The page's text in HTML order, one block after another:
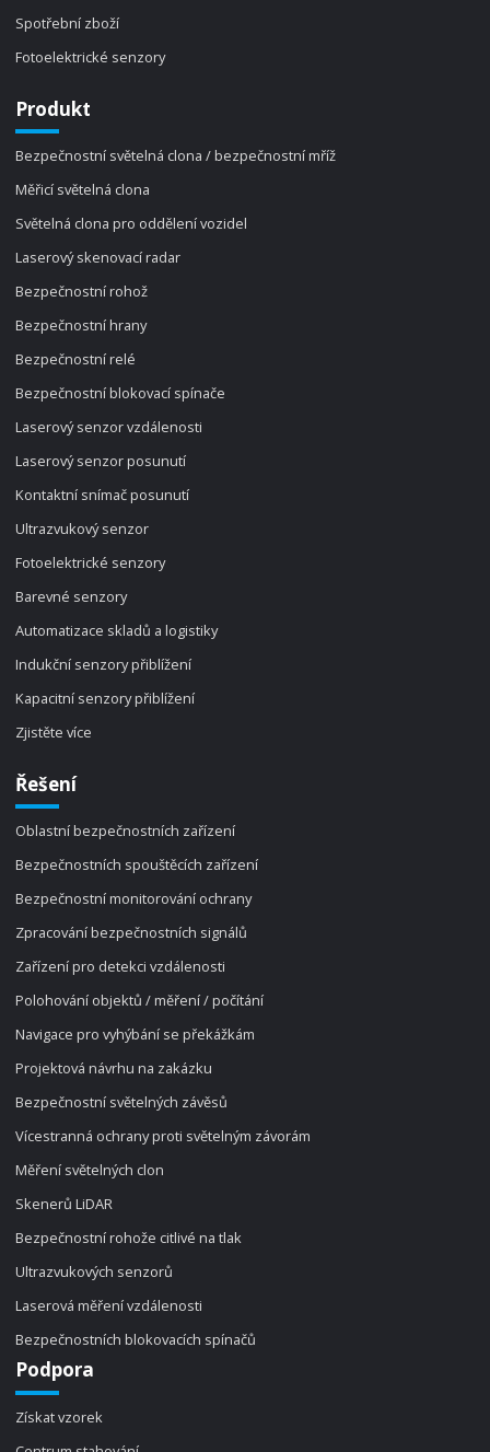
Spotřební zboží
Fotoelektrické senzory
Produkt
Bezpečnostní světelná clona / bezpečnostní mříž
Měřicí světelná clona
Světelná clona pro oddělení vozidel
Laserový skenovací radar
Bezpečnostní rohož
Bezpečnostní hrany
Bezpečnostní relé
Bezpečnostní blokovací spínače
Laserový senzor vzdálenosti
Laserový senzor posunutí
Kontaktní snímač posunutí
Ultrazvukový senzor
Fotoelektrické senzory
Barevné senzory
Automatizace skladů a logistiky
Indukční senzory přiblížení
Kapacitní senzory přiblížení
Zjistěte více
Řešení
Oblastní bezpečnostních zařízení
Bezpečnostních spouštěcích zařízení
Bezpečnostní monitorování ochrany
Zpracování bezpečnostních signálů
Zařízení pro detekci vzdálenosti
Polohování objektů / měření / počítání
Navigace pro vyhýbání se překážkám
Projektová návrhu na zakázku
Bezpečnostní světelných závěsů
Vícestranná ochrany proti světelným závorám
Měření světelných clon
Skenerů LiDAR
Bezpečnostní rohože citlivé na tlak
Ultrazvukových senzorů
Laserová měření vzdálenosti
Bezpečnostních blokovacích spínačů
Podpora
Získat vzorek